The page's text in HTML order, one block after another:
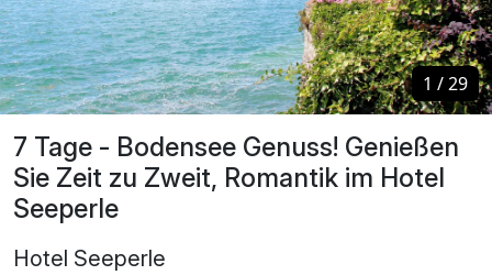
7 Tage - Bodensee Genuss! Genießen
Sie Zeit zu Zweit, Romantik im Hotel
Seeperle
Hotel Seeperle
1 /29
1 /29